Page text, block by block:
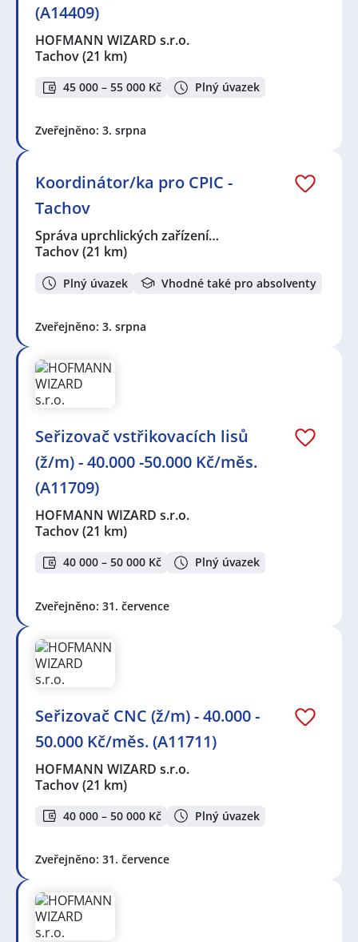
(A14409)
HOFMANN WIZARD s.r.o.
Tachov(21 km)
45 000 – 55 000 Kč Plný úvazek
Zveřejněno: 3. srpna
Koordinátor/ka pro CPIC -
Tachov
Správa uprchlických zařízení…
Tachov(21 km)
Plný úvazek Vhodné také pro absolventy
Zveřejněno: 3. srpna
Seřizovač vstřikovacích lisů
(ž/m) - 40.000 -50.000 Kč/měs.
(A11709)
HOFMANN WIZARD s.r.o.
Tachov(21 km)
40 000 – 50 000 Kč Plný úvazek
Zveřejněno: 31. července
Seřizovač CNC (ž/m) - 40.000 -
50.000 Kč/měs. (A11711)
HOFMANN WIZARD s.r.o.
Tachov(21 km)
40 000 – 50 000 Kč Plný úvazek
Zveřejněno: 31. července